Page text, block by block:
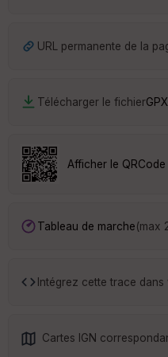
URL permanente de la
Télécharger le fichierGPX
Afficher le
Tableau de marche(max
Intégrez cette trace
Cartes IGN